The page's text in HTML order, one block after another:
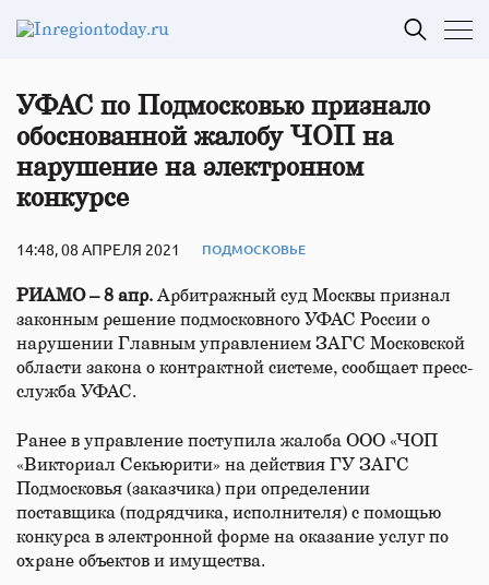
УФАС по Подмосковью признало
обоснованной жалобу ЧОП на
нарушение на электронном
конкурсе
14:48, 08 АПРЕЛЯ 2021 ПОДМОСКОВЬЕ
РИАМО – 8 апр. Арбитражный суд Москвы признал
законным решение подмосковного УФАС России о
нарушении Главным управлением ЗАГС Московской
области закона о контрактной системе, сообщает пресс-
служба УФАС.
Ранее в управление поступила жалоба ООО «ЧОП
«Викториал Секьюрити» на действия ГУ ЗАГС
Подмосковья (заказчика) при определении
поставщика (подрядчика, исполнителя) с помощью
конкурса в электронной форме на оказание услуг по
охране объектов и имущества.